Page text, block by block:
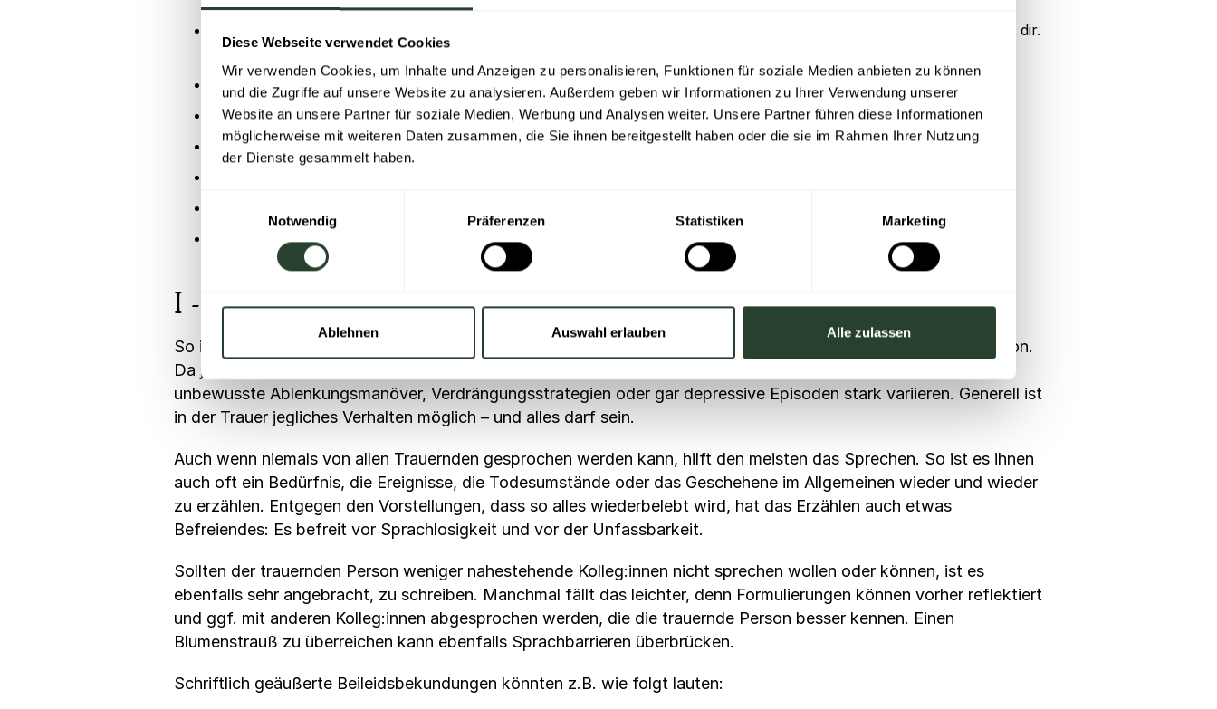
Diese Webseite verwendet Cookies
Wir verwenden Cookies, um Inhalte und Anzeigen zu personalisieren, Funktionen für soziale Medien anbieten zu können
und die Zugriffe auf unsere Website zu analysieren. Außerdem geben wir Informationen zu Ihrer Verwendung unserer
Website an unsere Partner für soziale Medien, Werbung und Analysen weiter. Unsere Partner führen diese Informationen
möglicherweise mit weiteren Daten zusammen, die Sie ihnen bereitgestellt haben oder die sie im Rahmen Ihrer Nutzung
der Dienste gesammelt haben.
Notwendig
Präferenzen Statistiken Marketing
Ablehnen Auswahl erlauben Alle zulassen
„Was passiert ist, ist unfassbar. Mir fehlen die Worte, ich weiß gar nicht, was ich sagen soll. Ich bleibe jetzt hier bei dir.
Oder darf ich dich einfach in den Arm nehmen?”
„Möchtest du reden? Oder erstmal gar nicht?”
„Möchtest du über(Name der verstorbenen Person) sprechen?”
„Wie war (Name der verstorbenen Person)so, was gefiel dir an(ihr oder ihm)am besten?”
„Wie kann ich dir konkret helfen, z.B. bei der Kommunikation mit unserer Führungskraft?”
I - Individualität & Informationen einholen
So individuell jeder Mensch ist, so unterschiedlich zeigen sich auch Trauer und der Trauerprozess bei jeder Person.
Da jede Person anders trauert oder mit ihrer Trauer umgeht, können die Länge und Intensität der Trauer,
unbewusste Ablenkungsmanöver, Verdrängungsstrategien oder gar depressive Episoden stark variieren. Generell ist
in der Trauer jegliches Verhalten möglich – und alles darf sein.
Auch wenn niemals von allen Trauernden gesprochen werden kann, hilft den meisten das Sprechen. So ist es ihnen
auch oft ein Bedürfnis, die Ereignisse, die Todesumstände oder das Geschehene im Allgemeinen wieder und wieder
zu erzählen. Entgegen den Vorstellungen, dass so alles wiederbelebt wird, hat das Erzählen auch etwas
Befreiendes: Es befreit vor Sprachlosigkeit und vor der Unfassbarkeit.
Sollten der trauernden Person weniger nahestehende Kolleg:innen nicht sprechen wollen oder können, ist es
ebenfalls sehr angebracht, zu schreiben. Manchmal fällt das leichter, denn Formulierungen können vorher reflektiert
und ggf. mit anderen Kolleg:innen abgesprochen werden, die die trauernde Person besser kennen. Einen
Blumenstrauß zu überreichen kann ebenfalls Sprachbarrieren überbrücken.
Schriftlich geäußerte Beileidsbekundungen könnten z.B. wie folgt lauten: